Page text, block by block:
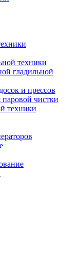
техники
гладильной
и прессов
чистки
техники